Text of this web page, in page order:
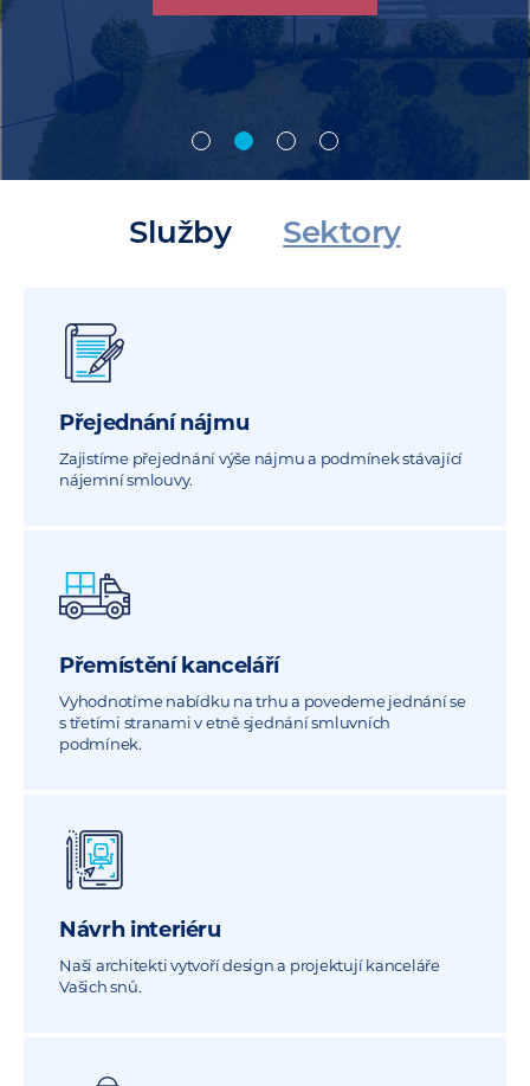
Chci službu
Chci službu
Služby Sektory
Přejednání nájmu
Zajistíme přejednání výše nájmu a podmínek stávající
nájemní smlouvy.
Přemístění kanceláří
Vyhodnotíme nabídku na trhu a povedeme jednání se
s třetími stranami v etně sjednání smluvních
podmínek.
Návrh interiéru
Naši architekti vytvoří design a projektují kanceláře
Vašich snů.